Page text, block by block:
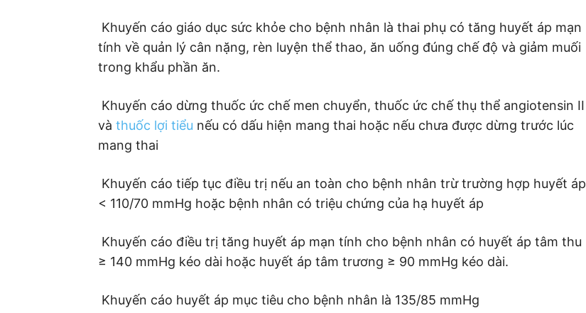
 Khuyến cáo giáo dục sức khỏe cho bệnh nhân là thai phụ có tăng huyết áp mạn
tính về quản lý cân nặng, rèn luyện thể thao, ăn uống đúng chế độ và giảm muối
trong khẩu phần ăn.
 Khuyến cáo dừng thuốc ức chế men chuyển, thuốc ức chế thụ thể angiotensin II
và thuốc lợi tiểu nếu có dấu hiện mang thai hoặc nếu chưa được dừng trước lúc
mang thai
 Khuyến cáo tiếp tục điều trị nếu an toàn cho bệnh nhân trừ trường hợp huyết áp
< 110/70 mmHg hoặc bệnh nhân có triệu chứng của hạ huyết áp
 Khuyến cáo điều trị tăng huyết áp mạn tính cho bệnh nhân có huyết áp tâm thu
≥ 140 mmHg kéo dài hoặc huyết áp tâm trương ≥ 90 mmHg kéo dài.
 Khuyến cáo huyết áp mục tiêu cho bệnh nhân là 135/85 mmHg